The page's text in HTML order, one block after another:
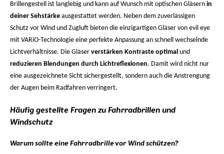
Brillengestell ist langlebig und kann auf Wunsch mit optischen Gläsern in
deiner Sehstärke ausgestattet werden. Neben dem zuverlässigen
Schutz vor Wind und Zugluft bieten die einzigartigen Gläser von evil eye
mit VARiO-Technologie eine perfekte Anpassung an schnell wechselnde
Lichtverhältnisse. Die Gläser verstärken Kontraste optimal und
reduzieren Blendungen durch Lichtreflexionen. Damit wird nicht nur
eine ausgezeichnete Sicht sichergestellt, sondern auch die Anstrengung
der Augen beim Radfahren verringert.
Häufig gestellte Fragen zu Fahrradbrillen und
Windschutz
Warum sollte eine Fahrradbrille vor Wind schützen?